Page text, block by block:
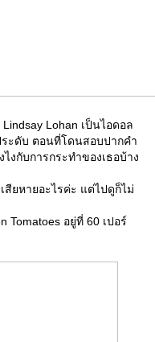
Lohan เป็นไอดอล
ระดับ ตอนที่โดนสอบปากคำ
งกับการกระทำของเธอบ้าง
สียหายอะไรค่ะ แต่ไปดูก็ไม่
Tomatoes อยู่ที่ 60 เปอร์